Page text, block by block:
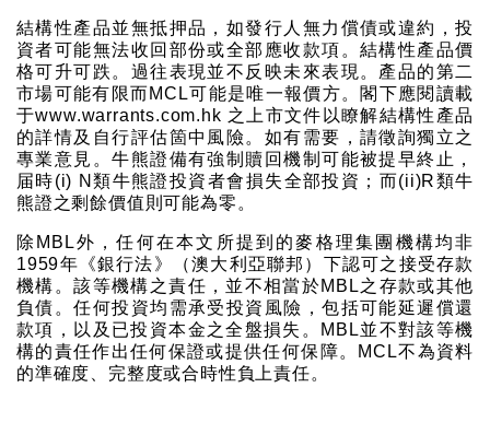
結構性產品並無抵押品，如發行人無力償債或違約，投
資者可能無法收回部份或全部應收款項。結構性產品價
格可升可跌。過往表現並不反映未來表現。產品的第二
市場可能有限而MCL可能是唯一報價方。閣下應閱讀載
于www.warrants.com.hk 之上市文件以瞭解結構性產品
的詳情及自行評估箇中風險。如有需要，請徵詢獨立之
專業意見。牛熊證備有強制贖回機制可能被提早終止，
届時(i) N類牛熊證投資者會損失全部投資；而(ii)R類牛
熊證之剩餘價值則可能為零。
除MBL外，任何在本文所提到的麥格理集團機構均非
1959年《銀行法》（澳大利亞聯邦）下認可之接受存款
機構。該等機構之責任，並不相當於MBL之存款或其他
負債。任何投資均需承受投資風險，包括可能延遲償還
款項，以及已投資本金之全盤損失。MBL並不對該等機
構的責任作出任何保證或提供任何保障。MCL不為資料
的準確度、完整度或合時性負上責任。